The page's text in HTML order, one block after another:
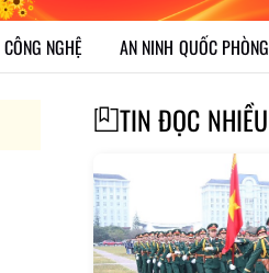
NGHỆ AN NINH QUỐC PHÒNG
TIN ĐỌC NHIỀU